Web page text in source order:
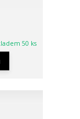
50 ks